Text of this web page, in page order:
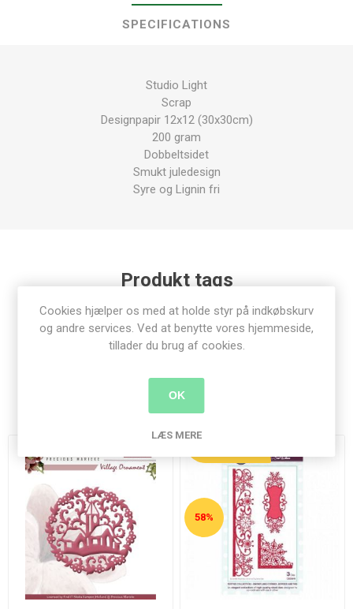
SPECIFICATIONS
Studio Light
Scrap
Designpapir 12x12 (30x30cm)
200 gram
Dobbeltsidet
Smukt juledesign
Syre og Lignin fri
Produkt tags
designpapir (91), 12x12" (103), studiolight (57)
Relaterede produkter
58%
Cookies hjælper os med at holde styr på indkøbskurv
og andre services. Ved at benytte vores hjemmeside,
tillader du brug af cookies.
OK
LÆS MERE